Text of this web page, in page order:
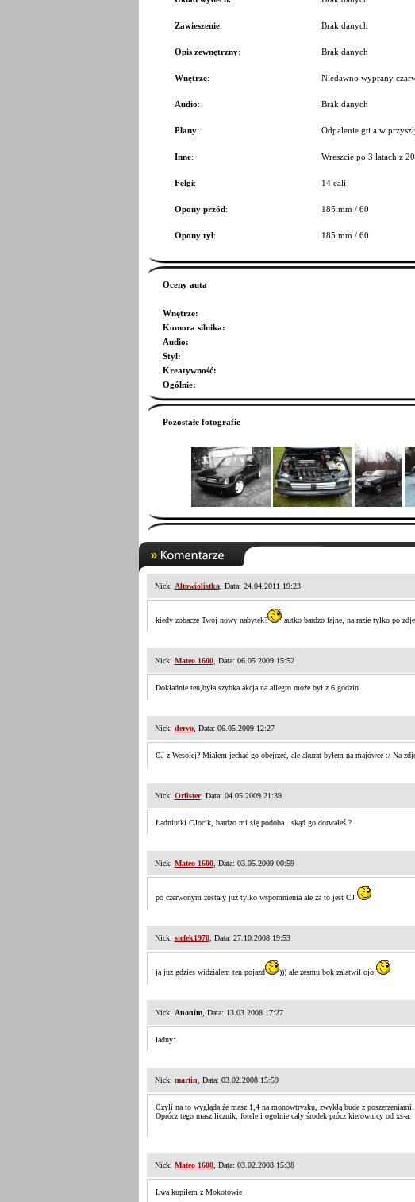
Zawieszenie: Brak danych
Opis zewnętrzny: Brak danych
Wnętrze: Niedawno wyprany
Audio: Brak danych
Plany: Odpalenie gti a w
Inne: Wreszcie po 3 latach z
Felgi: 14 cali
Opony przód: 185 mm / 60
Opony tył: 185 mm / 60
Oceny auta
Wnętrze:
Komora silnika:
Audio:
Styl:
Kreatywność:
Ogólnie:
Pozostałe fotografie
Nick: Altowiolistka, Data: 24.04.2011 19:23
kiedy zobaczę Twoj nowy nabytek? autko bardzo fajne, na razie tylko po
Nick: Mateo 1600, Data: 06.05.2009 15:52
Dokładnie ten,była szybka akcja na allegro może był z 6 godzin
Nick: dervo, Data: 06.05.2009 12:27
CJ z Wesołej? Miałem jechać go obejrzeć, ale akurat byłem na majówce :/ Na
Nick: Orfister, Data: 04.05.2009 21:39
Ładniutki CJocik, bardzo mi się podoba...skąd go dorwałeś ?
Nick: Mateo 1600, Data: 03.05.2009 00:59
po czerwonym zostały już tylko wspomnienia ale za to jest CJ
Nick: stefek1970, Data: 27.10.2008 19:53
ja juz gdzies widzialem ten pojazd ))) ale zesmu bok zalatwil ojoj
Nick: Anonim, Data: 13.03.2008 17:27
ładny:
Nick: martin , Data: 03.02.2008 15:59
Czyli na to wygląda że masz 1,4 na monowtrysku, zwykłą bude z poszerzeniami.
Oprócz tego masz licznik, fotele i ogolnie caly środek prócz kierownicy od xs-a.
Nick: Mateo 1600, Data: 03.02.2008 15:38
Lwa kupiłem z Mokotowie